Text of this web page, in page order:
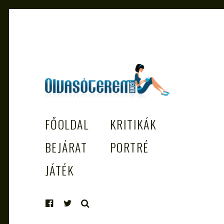
EGÉSZSÉGES OLVASÁS TÁMOGATÓJA
FŐOLDAL
KRITIKÁK
BEJÁRAT
PORTRÉ
JÁTÉK